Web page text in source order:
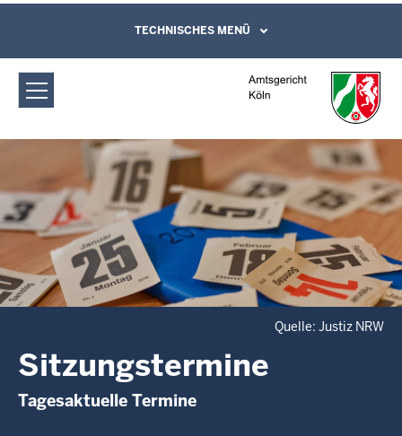
Amtsgericht Köln: Sitzungstermine
Direkt zum Inhalt
Leichte Sprache, Gebärdensprachenvideo
und Kontaktformular
TECHNISCHES MENÜ
Quelle: Justiz NRW
Sitzungstermine
Tagesaktuelle Termine